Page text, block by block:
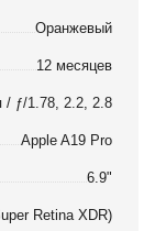
Оранжевый
12 месяцев
/ ƒ/1.78, 2.2, 2.8
Apple A19 Pro
6.9"
Retina XDR)